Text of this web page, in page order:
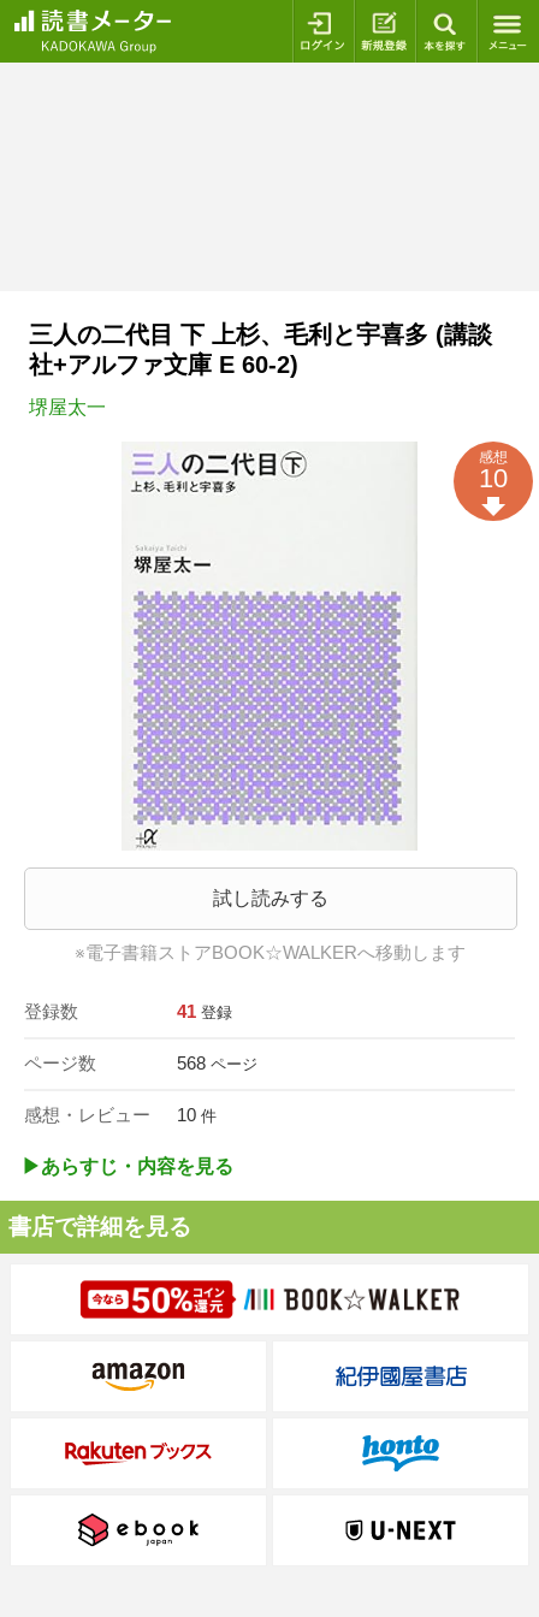
ログイン 新規登録
三人の二代目 下 上杉、毛利と宇喜多 (講談
社+アルファ文庫 E 60-2)
堺屋太一
試し読みする
※電子書籍ストアBOOK☆WALKERへ移動します
登録数 41 登録
ページ数 568 ページ
感想・レビュー 10 件
感想
10
▶︎あらすじ・内容を見る
書店で詳細を見る